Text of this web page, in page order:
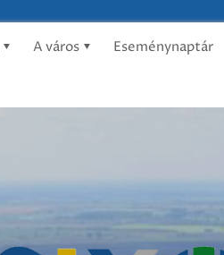
A város Eseménynaptár